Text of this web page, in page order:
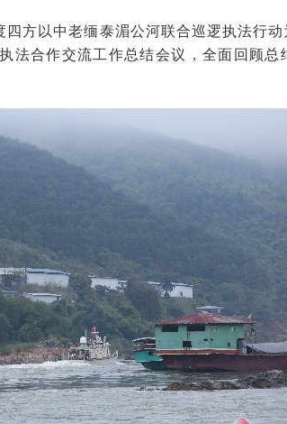
方以中老缅泰湄公河联合巡逻执法行
法合作交流工作总结会议，全面回顾总